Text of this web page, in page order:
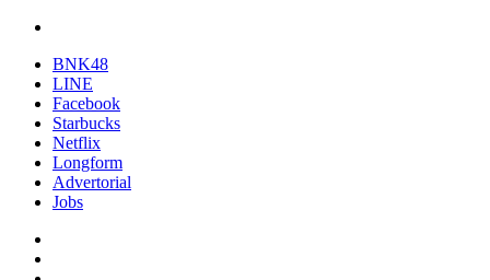
BNK48
LINE
Facebook
Starbucks
Netflix
Longform
Advertorial
Jobs